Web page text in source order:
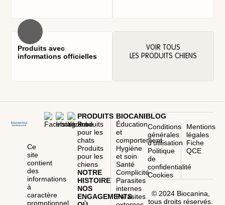
Produits avec
informations officielles
VOIR TOUS
LES PRODUITS CHIENS
Ce
site
contient
des
informations
à
caractère
promotionnel.
PRODUITS
Produits
pour les
chats
Produits
pour les
chiens
NOTRE
HISTOIRE
NOS
ENGAGEMENTS
BIOCANIBLOG
Éducation
et
comportement
Hygiène
et soin
Santé
Complicité
Parasites
internes
Parasites
Conditions
générales
d’utilisation
Politique
de
confidentialité
Cookies
Mentions
légales
Fiche
QCE
© 2024 Biocanina,
tous droits réservés.